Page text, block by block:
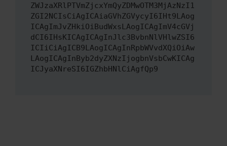
ZWJzaXRlPTVmZjcxYmQyZDMwOTM3MjAzNzI1
ZGI2NCIsCiAgICAiaGVhZGVycyI6IHt9LAog
ICAgImJvZHkiOiBudWxsLAogICAgImV4cGVj
dCI6IHsKICAgICAgInJlc3BvbnNlVHlwZSI6
ICIiCiAgICB9LAogICAgInRpbWVvdXQiOiAw
LAogICAgInByb2dyZXNzIjogbnVsbCwKICAg
ICJyaXNreSI6IGZhbHNlCiAgfQp9